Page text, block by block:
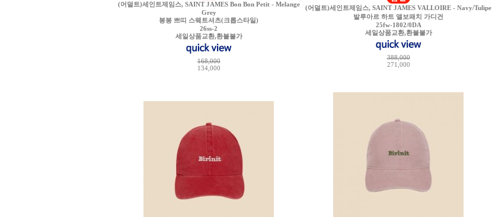
(어덜트)세인트제임스, SAINT JAMES Bon Bon Petit - Melange
Grey
봉봉 쁘띠 스웨트셔츠(크롭스타일)
26ss-2
세일상품교환,환불불가
168,000
134,000
(어덜트)세인트제임스, SAINT JAMES VALLOIRE - Navy/Tulipe
발루아르 하트 앨보패치 가디건
25fw-1802/0DA
세일상품교환,환불불가
388,000
271,000